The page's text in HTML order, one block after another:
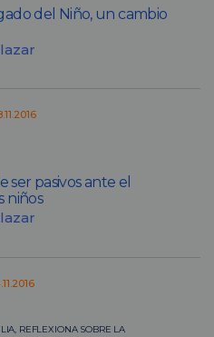
del Niño, un cambio
ser pasivos ante el
niños
REFLEXIONA SOBRE LA